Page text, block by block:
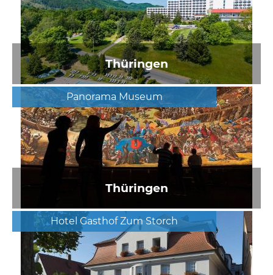
Thüringen
Panorama Museum
Thüringen
Hotel Gasthof Zum Storch